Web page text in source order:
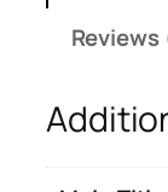
ț
a
c
Reviews